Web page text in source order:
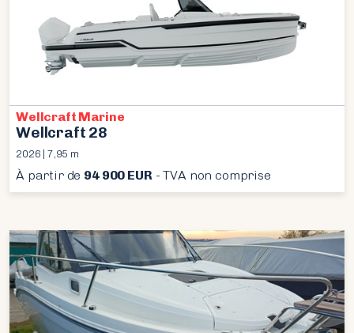
Wellcraft Marine
Wellcraft 28
2026 | 7,95 m
À partir de 94 900 EUR- TVA non comprise